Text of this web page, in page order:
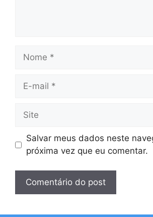
Nome
Site
Salvar meus dados neste
próxima vez que eu comentar.